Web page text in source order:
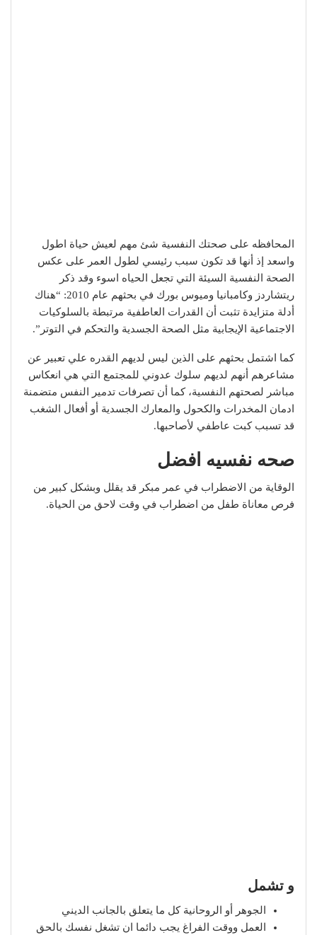
المحافظه على صحتك النفسية شئ مهم لعيش حياة اطول
واسعد إذ أنها قد تكون سبب رئيسي لطول العمر على عكس
الصحة النفسية السيئة التي تجعل الحياه اسوء وقد ذكر
ريتشاردز وكامبانيا وميوس بورك في بحثهم عام 2010: “هناك
أدلة متزايدة تثبت أن القدرات العاطفية مرتبطة بالسلوكيات
الاجتماعية الإيجابية مثل الصحة الجسدية والتحكم في التوتر”.
كما اشتمل بحثهم على الذين ليس لديهم القدره علي تعبير عن
مشاعرهم أنهم لديهم سلوك عدوني للمجتمع التي هي انعكاس
مباشر لصحتهم النفسية، كما أن تصرفات تدمير النفس متضمنة
ادمان المخدرات والكحول والمعارك الجسدية أو أفعال الشغب
قد تسبب كبت عاطفي لأصاحبها.
صحه نفسيه افضل
الوقاية من الاضطراب في عمر مبكر قد يقلل وبشكل كبير من
فرص معاناة طفل من اضطراب في وقت لاحق من الحياة.
و تشمل
الجوهر أو الروحانية كل ما يتعلق بالجانب الديني
العمل ووقت الفراغ يجب دائما ان تشغل نفسك بالحق